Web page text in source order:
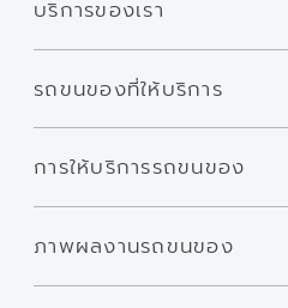
บริการของเรา
รถขนของที่ให้บริการ
การให้บริการรถขนของ
ภาพผลงานรถขนของ